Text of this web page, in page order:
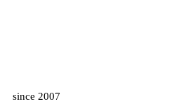
since 2007